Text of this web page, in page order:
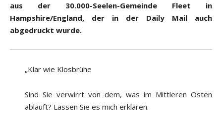
aus der 30.000-Seelen-Gemeinde Fleet in
Hampshire/England, der in der Daily Mail auch
abgedruckt wurde.
„Klar wie Klosbrühe
Sind Sie verwirrt von dem, was im Mittleren Osten
abläuft? Lassen Sie es mich erklären.